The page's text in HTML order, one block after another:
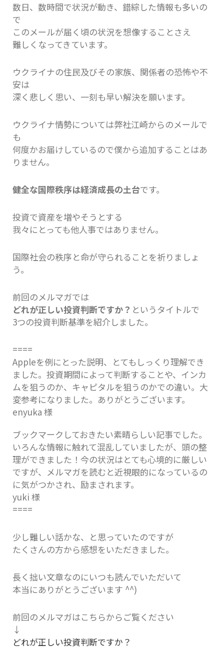
数日、数時間で状況が動き、錯綜した情報も多いの
で
このメールが届く頃の状況を想像することさえ
難しくなってきています。
ウクライナの住民及びその家族、関係者の恐怖や不
安は
深く悲しく思い、一刻も早い解決を願います。
ウクライナ情勢については弊社江崎からのメールで
も
何度かお届けしているので僕から追加することはあ
りません。
健全な国際秩序は経済成長の土台です。
投資で資産を増やそうとする
我々にとっても他人事ではありません。
国際社会の秩序と命が守られることを祈りましょ
う。
前回のメルマガでは
どれが正しい投資判断ですか？ というタイトルで
3つの投資判断基準を紹介しました。
====
Appleを例にとった説明、とてもしっくり理解でき
ました。投資期間によって判断することや、インカ
ムを狙うのか、キャピタルを狙うのかでの違い。大
変参考になりました。ありがとうございます。
enyuka 様
ブックマークしておきたい素晴らしい記事でした。
いろんな情報に触れて混乱していましたが、頭の整
理ができました！今の状況はとても心境的に厳しい
ですが、メルマガを読むと近視眼的になっているの
に気がつかされ、励まされます。
yuki 様
====
少し難しい話かな、と思っていたのですが
たくさんの方から感想をいただきました。
長く拙い文章なのにいつも読んでいただいて
本当にありがとうございます ^^)
前回のメルマガはこちらからご覧ください
↓
どれが正しい投資判断ですか？